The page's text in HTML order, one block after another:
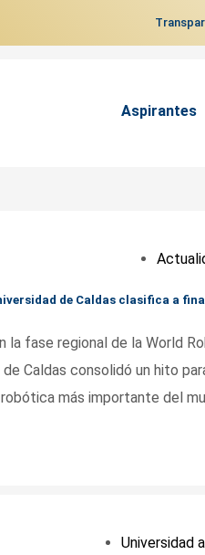
Aspirantes
de Caldas clasifica a
la fase regional de la World
de Caldas consolidó un hito
más importante del
Universidad